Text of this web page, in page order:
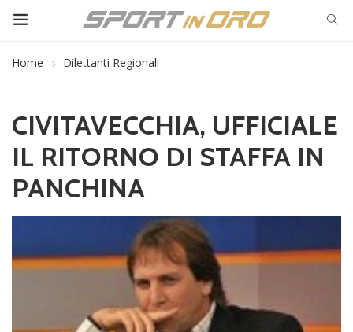
Home Dilettanti Regionali
CIVITAVECCHIA, UFFICIALE
IL RITORNO DI STAFFA IN
PANCHINA